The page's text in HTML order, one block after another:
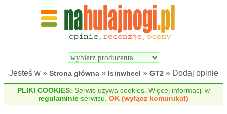
Wyszukiwarka
elektrycznych
Jesteś w » Strona główna» Isinwheel » GT2 » Dodaj opinie
PLIKI COOKIES: Serwis używa cookies. Więcej informacji w
regulaminie serwisu.OK (wyłącz komunikat)